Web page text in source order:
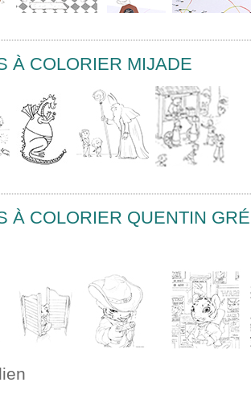
À COLORIER MIJADE
À COLORIER QUENTIN